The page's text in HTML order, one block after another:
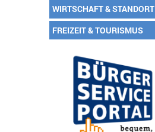
WIRTSCHAFT & STANDORT
FREIZEIT & TOURISMUS